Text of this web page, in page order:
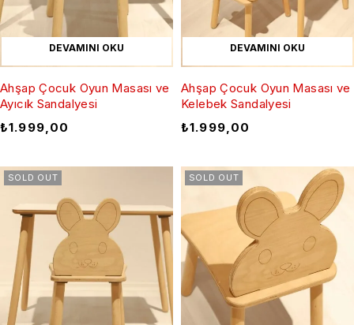
DEVAMINI OKU
Ahşap Çocuk Oyun Masası ve
Ayıcık Sandalyesi
₺1.999,00
DEVAMINI OKU
Ahşap Çocuk Oyun Masası ve
Kelebek Sandalyesi
₺1.999,00
SOLD OUT SOLD OUT